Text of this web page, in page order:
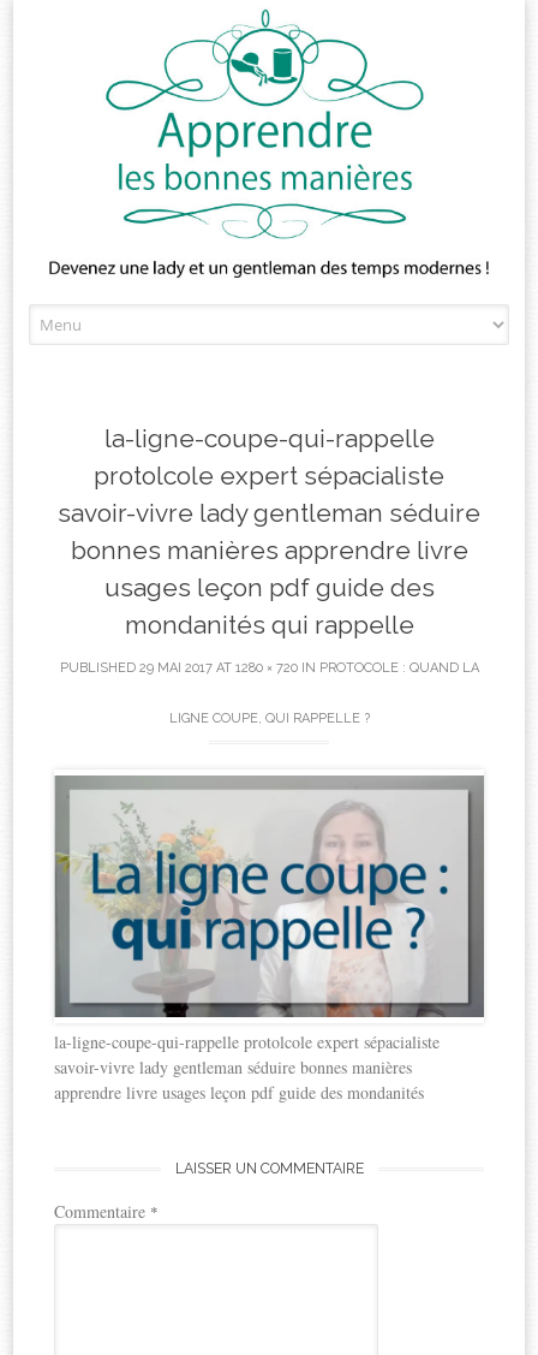
to
la-ligne-coupe-qui-rappelle
protolcole expert sépacialiste
savoir-vivre lady gentleman séduire
bonnes manières apprendre livre
usages leçon pdf guide des
mondanités qui rappelle
PUBLISHED 29 MAI 2017AT 1280 × 720IN PROTOCOLE : QUAND LA
LIGNE COUPE, QUI RAPPELLE ?
la-ligne-coupe-qui-rappelle protolcole expert sépacialiste
savoir-vivre lady gentleman séduire bonnes manières
apprendre livre usages leçon pdf guide des mondanités
LAISSER UN COMMENTAIRE
Commentaire *